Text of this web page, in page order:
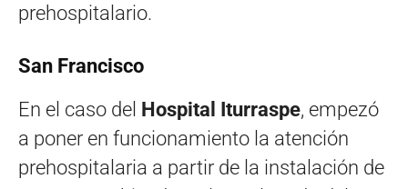
prehospitalario.
San Francisco
En el caso del Hospital Iturraspe, empezó
a poner en funcionamiento la atención
prehospitalaria a partir de la instalación de